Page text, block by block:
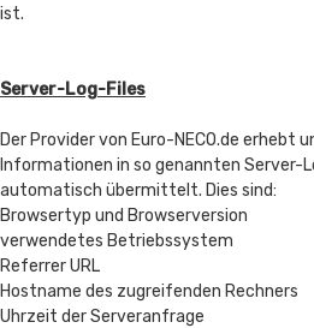
ist.
Server-Log-Files
Der Provider von Euro-NECO.de erhebt
Informationen in so genannten Server-
automatisch übermittelt. Dies sind:
Browsertyp und Browserversion
verwendetes Betriebssystem
Referrer URL
Hostname des zugreifenden Rechners
Uhrzeit der Serveranfrage